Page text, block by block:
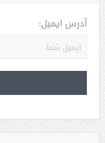
آدرس ایمیل: